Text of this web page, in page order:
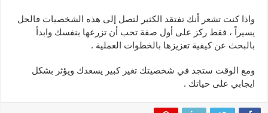
واذا كنت تشعر أنك تفتقد الكثير لتصل إلى هذه الشخصيات فالحل
يسيراً ، فقط ركز على أول صفة تحب أن تزرعها بنفسك وابدأ
بالبحث عن كيفية تعزيزها بالخطوات العملية .
ومع الوقت ستجد في شخصيتك تغير كبير يسعدك ويؤثر بشكل
ايجابي على حياتك .